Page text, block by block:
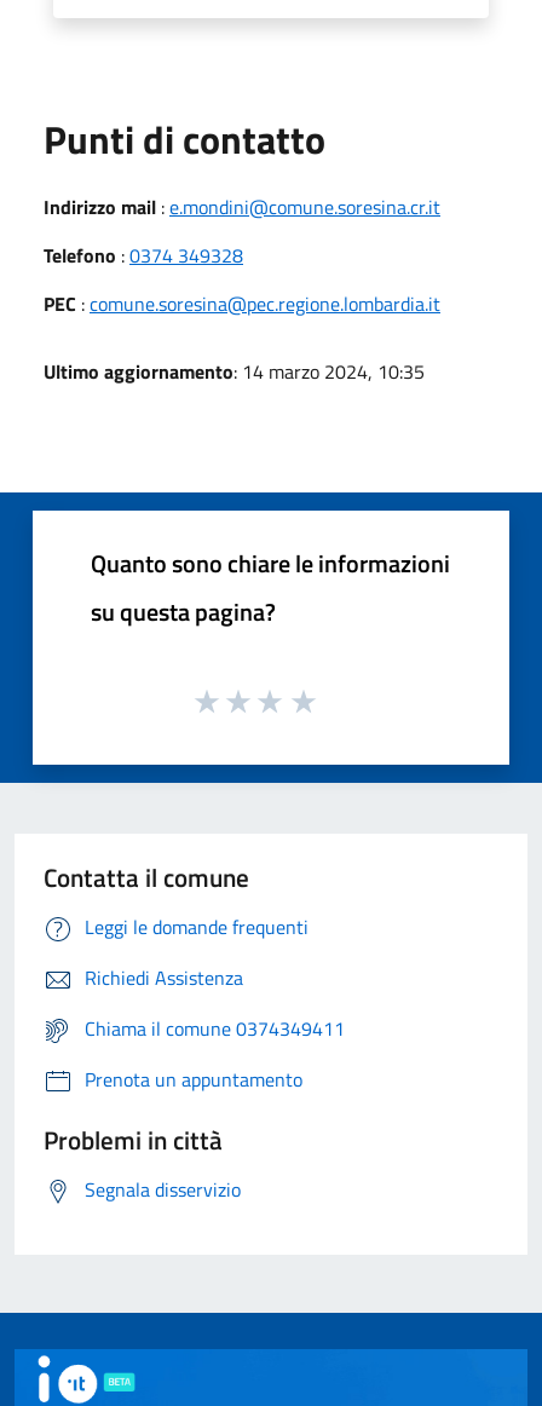
Punti di contatto
Indirizzo mail :e.mondini@comune.soresina.cr.it
Telefono :0374 349328
PEC :comune.soresina@pec.regione.lombardia.it
Ultimo aggiornamento: 14 marzo 2024, 10:35
Quanto sono chiare le informazioni
su questa pagina?
Contatta il comune
Leggi le domande frequenti
Richiedi Assistenza
Chiama il comune 0374349411
Prenota un appuntamento
Problemi in città
Segnala disservizio